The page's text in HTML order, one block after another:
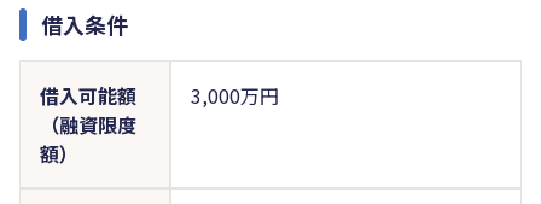
借入条件
借入可能額
（融資限度
額）
3,000万円